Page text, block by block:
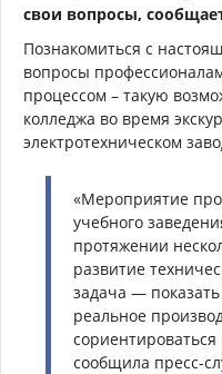
свои вопросы,
Познакомиться с
вопросы
процессом – такую
колледжа во время
электротехническом
«Мероприятие
учебного
протяжении
развитие
задача — показать
реальное
сообщила пресс-